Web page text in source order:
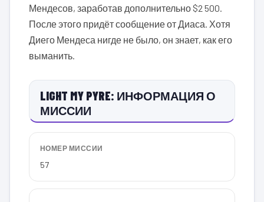
Мендесов, заработав дополнительно $2 500.
После этого придёт сообщение от Диаса. Хотя
Диего Мендеса нигде не было, он знает, как его
выманить.
LIGHT MY PYRE: ИНФОРМАЦИЯ О
МИССИИ
НОМЕР МИССИИ
57